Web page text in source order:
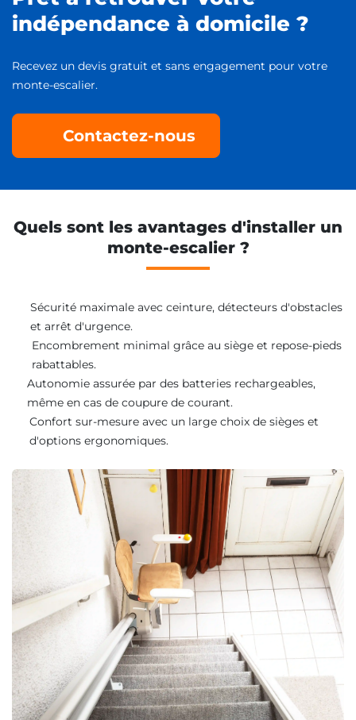
indépendance à domicile ?
Recevez un devis gratuit et sans engagement pour votre
monte-escalier.
Contactez-nous
Quels sont les avantages d'installer un
monte-escalier ?
Sécurité maximale avec ceinture, détecteurs d'obstacles
et arrêt d'urgence.
Encombrement minimal grâce au siège et repose-pieds
rabattables.
Autonomie assurée par des batteries rechargeables,
même en cas de coupure de courant.
Confort sur-mesure avec un large choix de sièges et
d'options ergonomiques.